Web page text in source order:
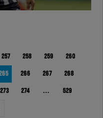
257 258 259 260
266 267 268
273 274 … 529